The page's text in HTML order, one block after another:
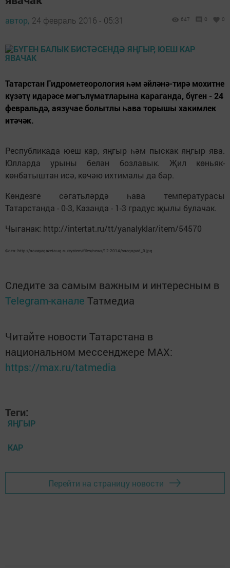
автор, 24 февраль 2016 - 05:31 647 0 0
Татарстан Гидрометеорология һәм әйләнә-тирә мохитне
күзәтү идарәсе мәгълүматларына караганда, бүген - 24
февральдә, аязучае болытлы һава торышы хакимлек
итәчәк.
Республикада юеш кар, яңгыр һәм пыскак яңгыр ява.
Юлларда урыны белән бозлавык. Җил көньяк-
көнбатыштан исә, көчәю ихтималы да бар.
Көндезге сәгатьләрдә һава температурасы
Татарстанда - 0-3, Казанда - 1-3 градус җылы булачак.
Чыганак: http://intertat.ru/tt/yanalyklar/item/54570
Фото: http://novayagazeta-ug.ru/system/files/news/12-2014/snegopad_0.jpg
Следите за самым важным и интересным в
Telegram-канале Татмедиа
Читайте новости Татарстана в
национальном мессенджере MАХ:
https://max.ru/tatmedia
Теги:
ЯҢГЫР
КАР
Перейти на страницу новости